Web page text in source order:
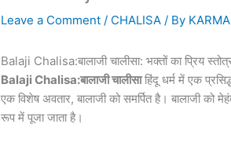
Leave a Comment / CHALISA / By
Balaji Chalisa:बालाजी चालीसा: भक्तों का प्रिय
Balaji Chalisa:बालाजी चालीसाहिंदू धर्म में एक
एक विशेष अवतार, बालाजी को समर्पित है। बालाजी को
रूप में पूजा जाता है।